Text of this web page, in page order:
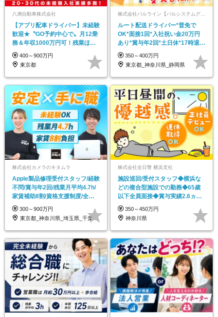
八洲自動車株式会社
【アプリ配車ドライバー】未経験
歓迎★〝GO予約中心で〟月12乗
務＆年収1000万円可！残業ほぼ0
／土日休可♪
400～900万円
東京都
株式会社パルライン【パルシステムグループ】
ルート配送ドライバー*普免で
OK*面接1回*入社祝い金20万円
あり*賞与年2回*土日休*17時退社
可
350～400万円
東京都_神奈川県_静岡県
株式会社カメラのキタムラ
Apple製品修理受付スタッフ/経験
不問/賞与年2回/残業月平均4.7h/
家賃補助8割/資格支援制度/全国
募集
300～900万円
東京都_神奈川県_埼玉県_千葉県_大阪府…
株式会社全日警 横浜支社
施設巡回/受付スタッフ◆横浜な
どの複合型施設での勤務◆65歳
以下全員面接◆賞与実績2.6ヵ月
◆社員寮あり
350～450万円
神奈川県